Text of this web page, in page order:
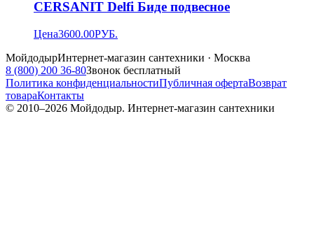
CERSANIT Delfi Биде подвесное
Цена3600.00РУБ.
МойдодырИнтернет-магазин сантехники · Москва
8 (800) 200 36-80Звонок бесплатный
Политика конфиденциальностиПубличная офертаВозврат
товараКонтакты
© 2010–2026 Мойдодыр. Интернет-магазин сантехники